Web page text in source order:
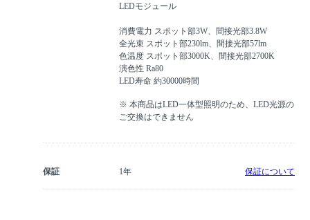
LEDモジュール
消費電力 スポット部3W、間接光部3.8W
全光束 スポット部230lm、間接光部57lm
色温度 スポット部3000K、間接光部2700K
演色性 Ra80
LED寿命 約30000時間
※ 本商品はLED一体型照明のため、LED光源の
ご交換はできません
保証 1年 保証について